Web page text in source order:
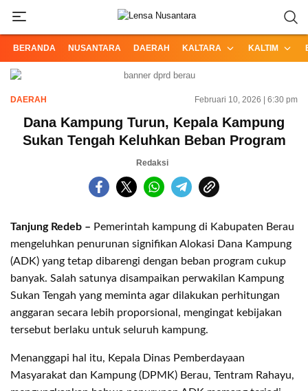
BERANDA NUSANTARA DAERAH KALTARA KALTIM
DAERAH Februari 10, 2026 | 6:30 pm
Dana Kampung Turun, Kepala Kampung
Sukan Tengah Keluhkan Beban Program
Redaksi
Tanjung Redeb – Pemerintah kampung di Kabupaten Berau
mengeluhkan penurunan signifikan Alokasi Dana Kampung
(ADK) yang tetap dibarengi dengan beban program cukup
banyak. Salah satunya disampaikan perwakilan Kampung
Sukan Tengah yang meminta agar dilakukan perhitungan
anggaran secara lebih proporsional, mengingat kebijakan
tersebut berlaku untuk seluruh kampung.
Menanggapi hal itu, Kepala Dinas Pemberdayaan
Masyarakat dan Kampung (DPMK) Berau, Tentram Rahayu,